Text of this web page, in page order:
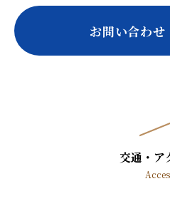
お問い合わせ
交通・ア